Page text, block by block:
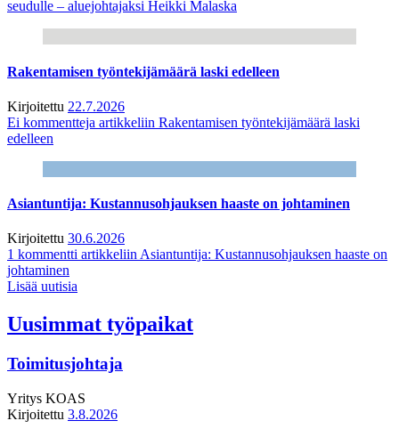
seudulle – aluejohtajaksi Heikki Malaska
Rakentamisen työntekijämäärä laski edelleen
Kirjoitettu 22.7.2026
Ei kommentteja artikkeliin Rakentamisen työntekijämäärä laski
edelleen
Asiantuntija: Kustannusohjauksen haaste on johtaminen
Kirjoitettu 30.6.2026
1 kommentti artikkeliin Asiantuntija: Kustannusohjauksen haaste on
johtaminen
Lisää uutisia
Uusimmat työpaikat
Toimitusjohtaja
Yritys KOAS
Kirjoitettu 3.8.2026